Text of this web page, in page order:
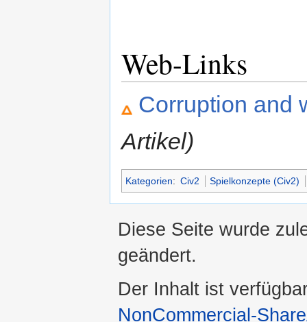
Web-Links
Corruption and
Artikel)
Kategorien: Civ2 Spielkonzepte (Civ2)
Diese Seite wurde
geändert.
Der Inhalt ist
NonCommercial-